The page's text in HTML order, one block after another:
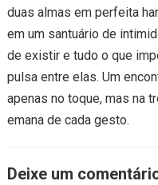
duas almas em perfeita
em um santuário de
de existir e tudo o que
pulsa entre elas. Um
apenas no toque, mas na
emana de cada gesto.
Deixe um